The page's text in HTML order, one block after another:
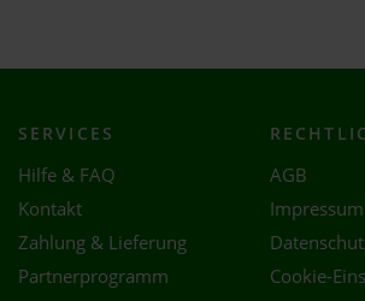
SERVICES
Hilfe & FAQ
Kontakt
Zahlung & Lieferung
Partnerprogramm
AGB
Impressum
Cookie-